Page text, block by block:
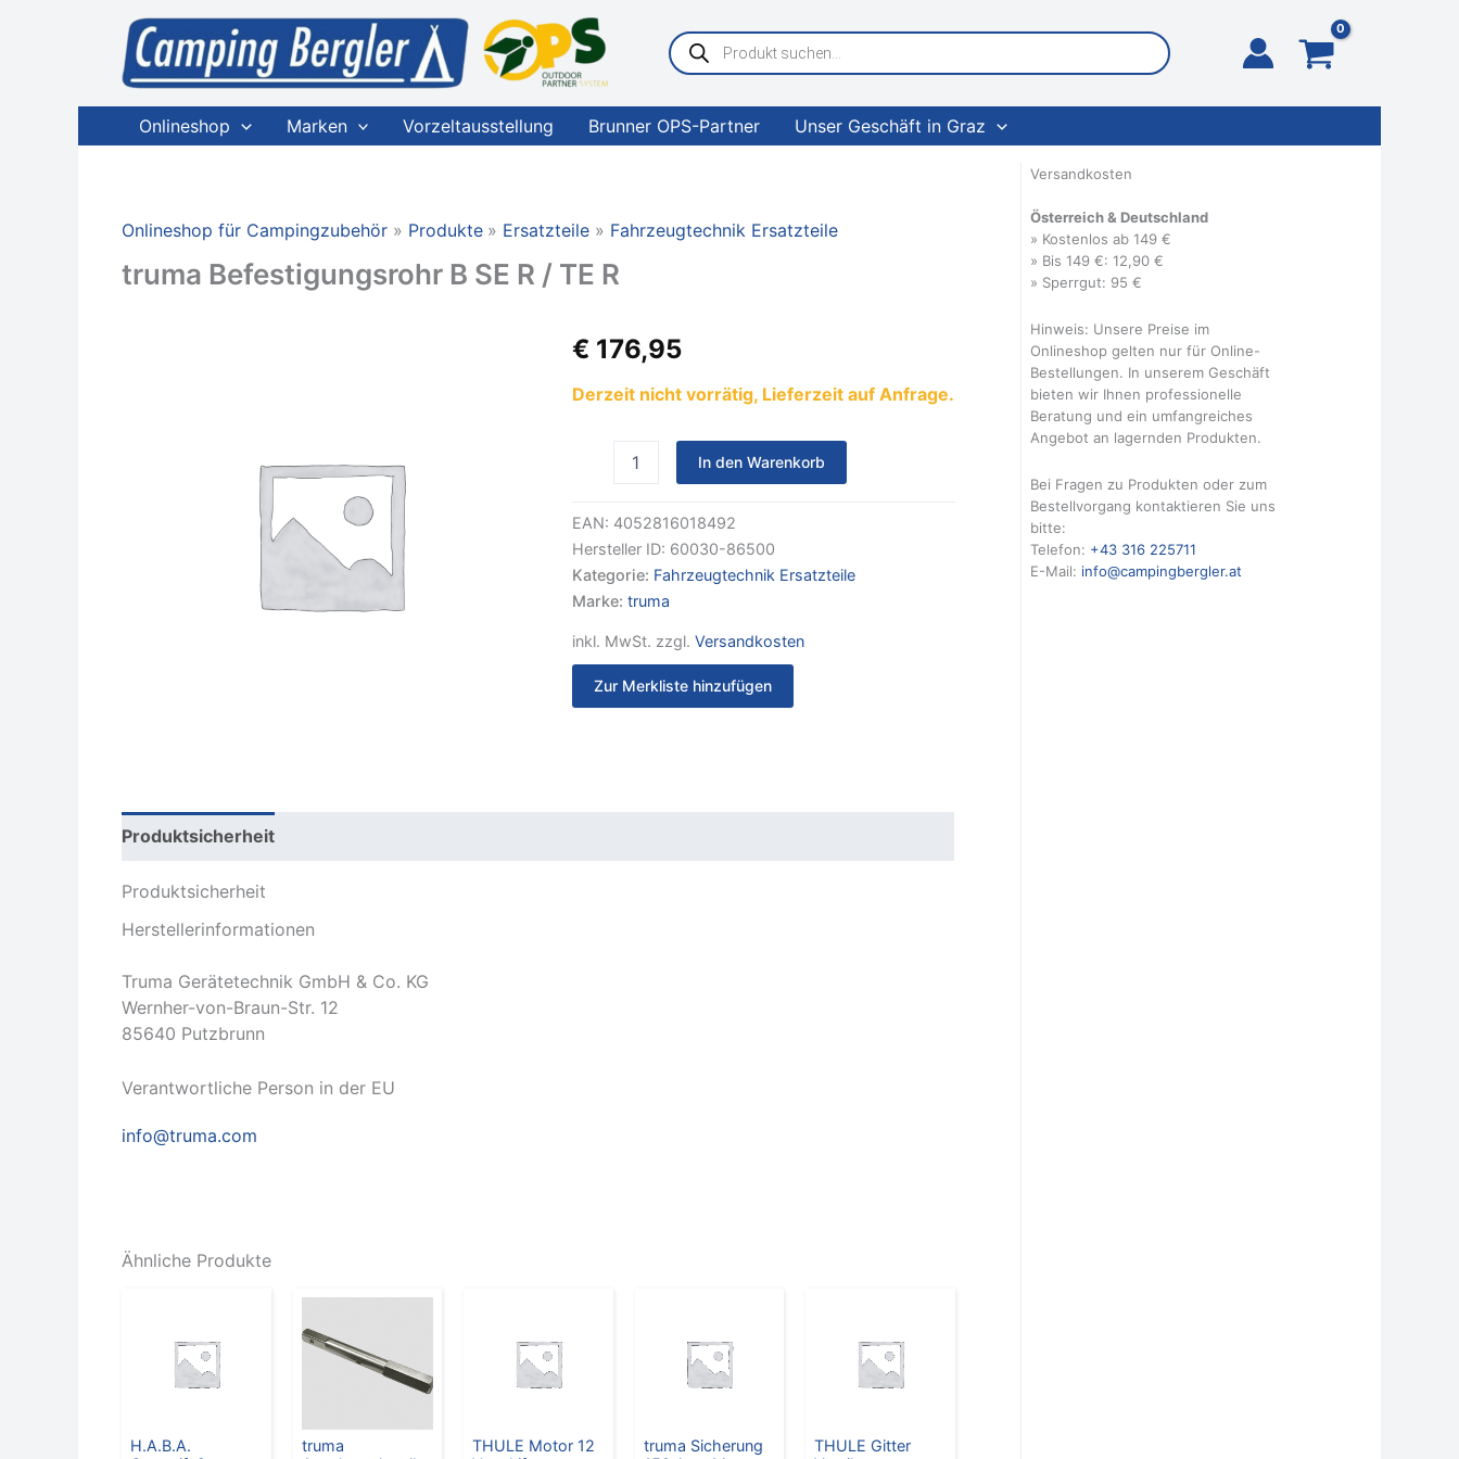
Products
search
Onlineshop Marken Vorzeltausstellung Brunner OPS-Partner Unser Geschäft in Graz
Onlineshop für Campingzubehör Produkte Ersatzteile Fahrzeugtechnik Ersatzteile
truma Befestigungsrohr B SE R / TE R
€ 176,95
Derzeit nicht vorrätig, Lieferzeit auf Anfrage.
truma
Befestigungsrohr
SE
In den Warenkorb
EAN: 4052816018492
Hersteller ID: 60030-86500
Kategorie: Fahrzeugtechnik Ersatzteile
Marke: truma
inkl. MwSt. zzgl. Versandkosten
Zur Merkliste hinzufügen
Produktsicherheit
Produktsicherheit
Herstellerinformationen
Truma Gerätetechnik GmbH & Co. KG
Wernher-von-Braun-Str. 12
85640 Putzbrunn
Verantwortliche Person in der EU
info@truma.com
Ähnliche Produkte
H.A.B.A.
truma
THULE Motor 12
truma Sicherung
THULE Gitter
Versandkosten
Österreich & Deutschland
» Kostenlos ab 149 €
» Bis 149 €: 12,90 €
» Sperrgut: 95 €
Hinweis: Unsere Preise im
Onlineshop gelten nur für Online-
Bestellungen. In unserem Geschäft
bieten wir Ihnen professionelle
Beratung und ein umfangreiches
Angebot an lagernden Produkten.
Bei Fragen zu Produkten oder zum
Bestellvorgang kontaktieren Sie uns
bitte:
Telefon: +43 316 225711
E-Mail: info@campingbergler.at